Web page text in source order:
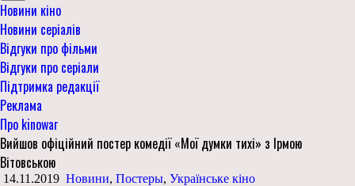
Новини кіно
Новини серіалів
Відгуки про фільми
Відгуки про серіали
Підтримка редакції
Реклама
Про kinowar
Вийшов офіційний постер комедії «Мої думки тихі» з Ірмою
Вітовською
14.11.2019 Новини, Постеры, Українське кіно